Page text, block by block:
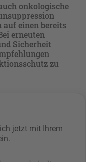
onkologische
einen bereits
erneuten
Sicherheit
zu
jetzt mit Ihrem